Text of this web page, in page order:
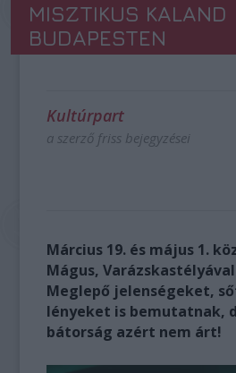
MISZTIKUS KALAND
BUDAPESTEN
Kultúrpart
a szerző friss bejegyzései
Március 19. és május 1.
Mágus,
Meglepő jelenségeket,
lényeket is bemutatnak,
bátorság azért nem árt!